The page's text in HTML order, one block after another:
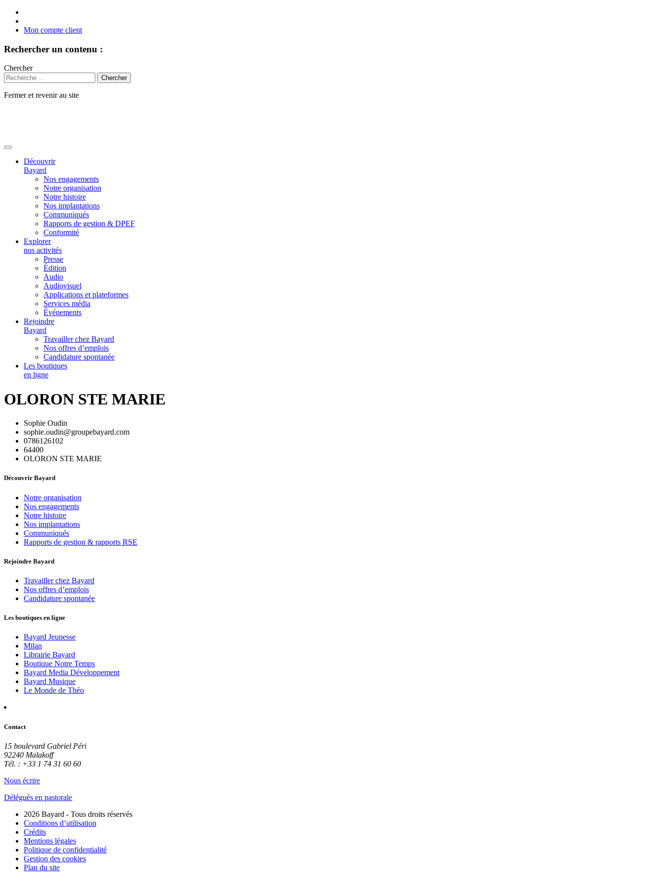
Mon compte client
Rechercher un contenu :
Chercher
Fermer et revenir au site
Découvrir
Bayard
Nos engagements
Notre organisation
Notre histoire
Nos implantations
Communiqués
Rapports de gestion & DPEF
Conformité
Explorer
nos activités
Presse
Édition
Audio
Audiovisuel
Applications et plateformes
Services média
Événements
Rejoindre
Bayard
Travailler chez Bayard
Nos offres d’emplois
Candidature spontanée
Les boutiques
en ligne
OLORON STE MARIE
Sophie Oudin
sophie.oudin@groupebayard.com
0786126102
64400
OLORON STE MARIE
Découvrir Bayard
Notre organisation
Nos engagements
Notre histoire
Nos implantations
Communiqués
Rapports de gestion & rapports RSE
Rejoindre Bayard
Travailler chez Bayard
Nos offres d’emplois
Candidature spontanée
Les boutiques en ligne
Bayard Jeunesse
Milan
Librairie Bayard
Boutique Notre Temps
Bayard Media Développement
Bayard Musique
Le Monde de Théo
Contact
15 boulevard Gabriel Péri
92240 Malakoff
Tél. : +33 1 74 31 60 60
Nous écrire
Délégués en pastorale
2026 Bayard - Tous droits réservés
Conditions d’utilisation
Crédits
Mentions légales
Politique de confidentialité
Gestion des cookies
Plan du site